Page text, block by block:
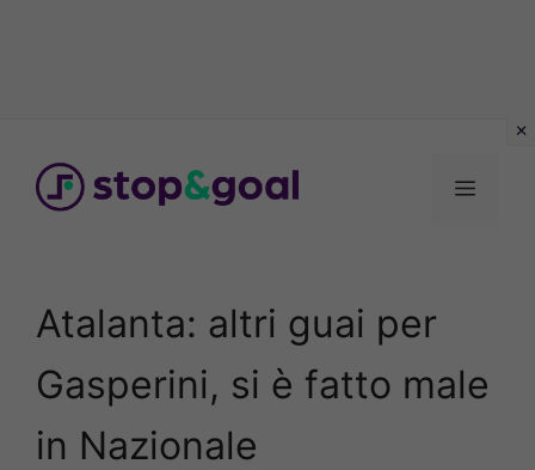
contenuto
Menu
Atalanta: altri guai per
Gasperini, si è fatto male
in Nazionale